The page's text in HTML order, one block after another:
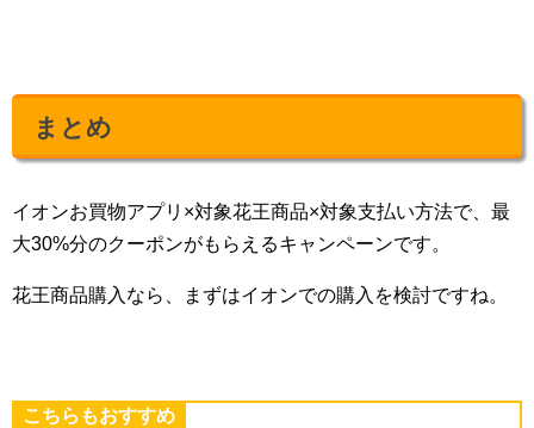
まとめ
イオンお買物アプリ×対象花王商品×対象支払い方法で、最
大30%分のクーポンがもらえるキャンペーンです。
花王商品購入なら、まずはイオンでの購入を検討ですね。
こちらもおすすめ